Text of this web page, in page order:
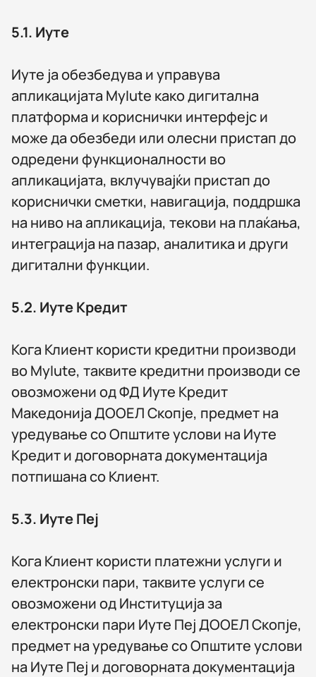
5.1. Иуте
Иуте ја обезбедува и управува
апликацијата MyIute како дигитална
платформа и кориснички интерфејс и
може да обезбеди или олесни пристап до
одредени функционалности во
апликацијата, вклучувајќи пристап до
кориснички сметки, навигација, поддршка
на ниво на апликација, текови на плаќања,
интеграција на пазар, аналитика и други
дигитални функции.
5.2. Иуте Кредит
Кога Клиент користи кредитни производи
во MyIute, таквите кредитни производи се
овозможени од ФД Иуте Кредит
Македонија ДООЕЛ Скопје, предмет на
уредување со Општите услови на Иуте
Кредит и договорната документација
потпишана со Клиент.
5.3. Иуте Пеј
Кога Клиент користи платежни услуги и
електронски пари, таквите услуги се
овозможени од Институција за
електронски пари Иуте Пеј ДООЕЛ Скопје,
предмет на уредување со Општите услови
на Иуте Пеј и договорната документација